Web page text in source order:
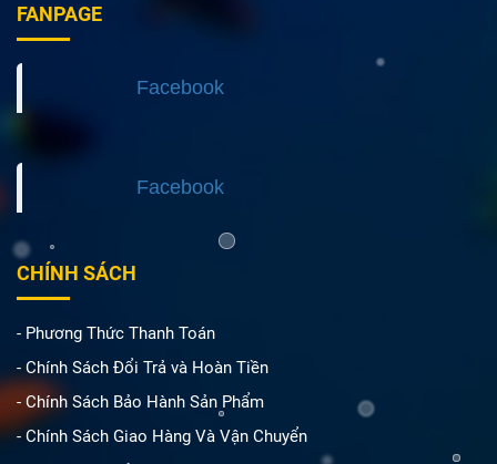
FANPAGE
Facebook
Facebook
CHÍNH SÁCH
- Phương Thức Thanh Toán
- Chính Sách Đổi Trả và Hoàn Tiền
- Chính Sách Bảo Hành Sản Phẩm
- Chính Sách Giao Hàng Và Vận Chuyển